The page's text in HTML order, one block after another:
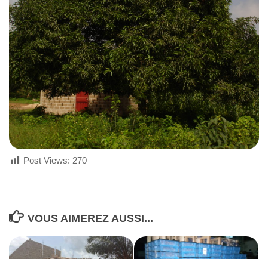
Post Views: 270
VOUS AIMEREZ AUSSI...